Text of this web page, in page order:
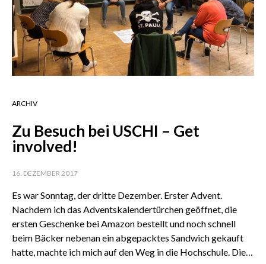
ARCHIV
Zu Besuch bei USCHI – Get
involved!
16. DEZEMBER 2017
Es war Sonntag, der dritte Dezember. Erster Advent.
Nachdem ich das Adventskalendertürchen geöffnet, die
ersten Geschenke bei Amazon bestellt und noch schnell
beim Bäcker nebenan ein abgepacktes Sandwich gekauft
hatte, machte ich mich auf den Weg in die Hochschule. Die…